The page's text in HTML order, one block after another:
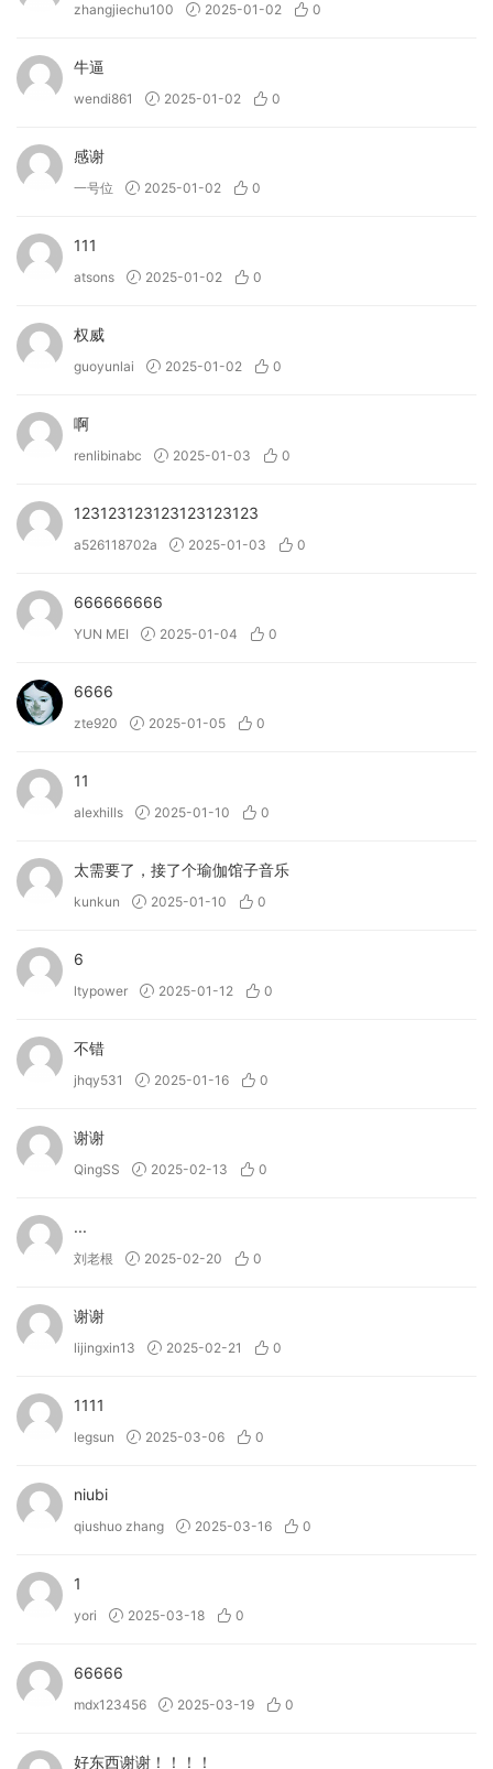
zhangjiechu100 2025-01-02 0
牛逼
wendi861 2025-01-02 0
感谢
一号位 2025-01-02 0
111
atsons 2025-01-02 0
权威
guoyunlai 2025-01-02 0
啊
renlibinabc 2025-01-03 0
123123123123123123123
a526118702a 2025-01-03 0
666666666
YUN MEI 2025-01-04 0
6666
zte920 2025-01-05 0
11
alexhills 2025-01-10 0
太需要了，接了个瑜伽馆子音乐
kunkun 2025-01-10 0
6
ltypower 2025-01-12 0
不错
jhqy531 2025-01-16 0
谢谢
QingSS 2025-02-13 0
...
刘老根 2025-02-20 0
谢谢
lijingxin13 2025-02-21 0
1111
legsun 2025-03-06 0
niubi
qiushuo zhang 2025-03-16 0
1
yori 2025-03-18 0
66666
mdx123456 2025-03-19 0
好东西谢谢！！！！